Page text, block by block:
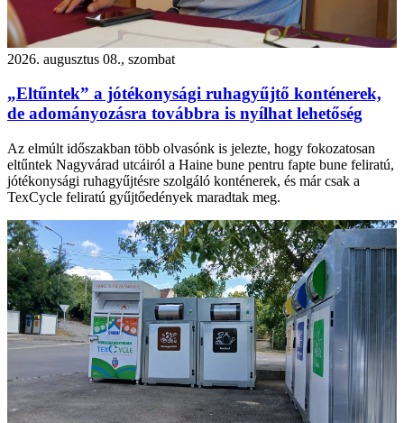
2026. augusztus 08., szombat
„Eltűntek” a jótékonysági ruhagyűjtő konténerek,
de adományozásra továbbra is nyílhat lehetőség
Az elmúlt időszakban több olvasónk is jelezte, hogy fokozatosan
eltűntek Nagyvárad utcáiról a Haine bune pentru fapte bune feliratú,
jótékonysági ruhagyűjtésre szolgáló konténerek, és már csak a
TexCycle feliratú gyűjtőedények maradtak meg.